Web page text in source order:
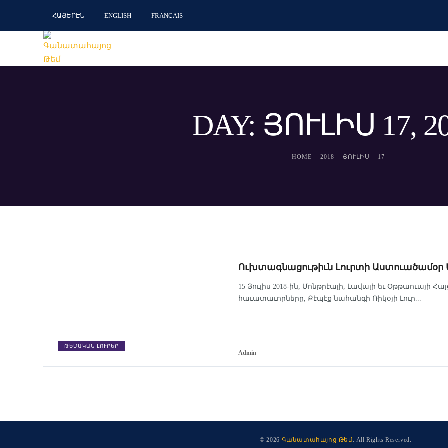
ՀԱՅԵՐԷՆ ENGLISH FRANÇAIS
DAY: ՅՈՒԼԻՍ 17,
HOME 2018 ՅՈՒԼԻՍ 17
ԹԵՄԱԿԱՆ ԼՈՒՐԵՐ
Ուխտագնացութիւն Լուրտի Աստուածամօր
15 Յուլիս 2018-ին, Մոնթրէալի, Լավալի եւ Օթթաուայի
հաւատաւորները, Քէպէք նահանգի Ռիկօյի Լուր...
Admin
© 2026 Գանատահայոց Թեմ . All Rights Reserved.